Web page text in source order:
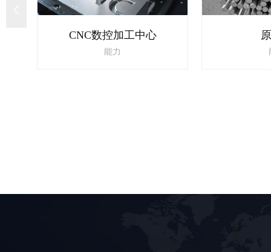
CNC数控加工中心
能力